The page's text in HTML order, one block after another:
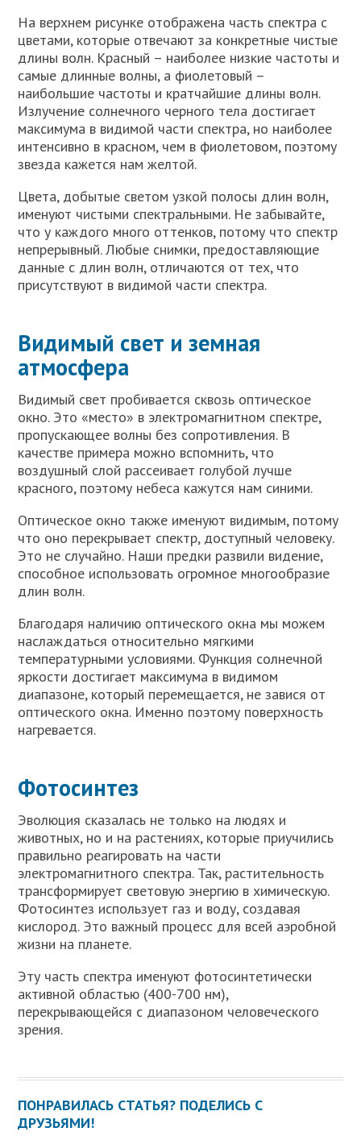
На верхнем рисунке отображена часть спектра с
цветами, которые отвечают за конкретные чистые
длины волн. Красный – наиболее низкие частоты и
самые длинные волны, а фиолетовый –
наибольшие частоты и кратчайшие длины волн.
Излучение солнечного черного тела достигает
максимума в видимой части спектра, но наиболее
интенсивно в красном, чем в фиолетовом, поэтому
звезда кажется нам желтой.
Цвета, добытые светом узкой полосы длин волн,
именуют чистыми спектральными. Не забывайте,
что у каждого много оттенков, потому что спектр
непрерывный. Любые снимки, предоставляющие
данные с длин волн, отличаются от тех, что
присутствуют в видимой части спектра.
Видимый свет и земная
атмосфера
Видимый свет пробивается сквозь оптическое
окно. Это «место» в электромагнитном спектре,
пропускающее волны без сопротивления. В
качестве примера можно вспомнить, что
воздушный слой рассеивает голубой лучше
красного, поэтому небеса кажутся нам синими.
Оптическое окно также именуют видимым, потому
что оно перекрывает спектр, доступный человеку.
Это не случайно. Наши предки развили видение,
способное использовать огромное многообразие
длин волн.
Благодаря наличию оптического окна мы можем
наслаждаться относительно мягкими
температурными условиями. Функция солнечной
яркости достигает максимума в видимом
диапазоне, который перемещается, не завися от
оптического окна. Именно поэтому поверхность
нагревается.
Фотосинтез
Эволюция сказалась не только на людях и
животных, но и на растениях, которые приучились
правильно реагировать на части
электромагнитного спектра. Так, растительность
трансформирует световую энергию в химическую.
Фотосинтез использует газ и воду, создавая
кислород. Это важный процесс для всей аэробной
жизни на планете.
Эту часть спектра именуют фотосинтетически
активной областью (400-700 нм),
перекрывающейся с диапазоном человеческого
зрения.
ПОНРАВИЛАСЬ СТАТЬЯ? ПОДЕЛИСЬ С
ДРУЗЬЯМИ!